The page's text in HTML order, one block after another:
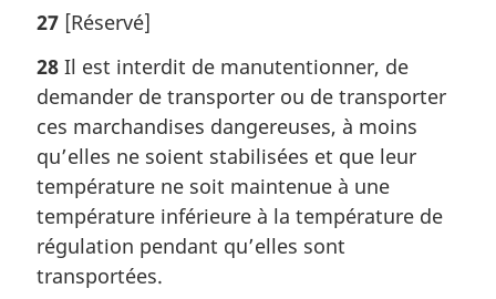
27 [Réservé]
28 Il est interdit de manutentionner, de
demander de transporter ou de transporter
ces marchandises dangereuses, à moins
qu’elles ne soient stabilisées et que leur
température ne soit maintenue à une
température inférieure à la température de
régulation pendant qu’elles sont
transportées.